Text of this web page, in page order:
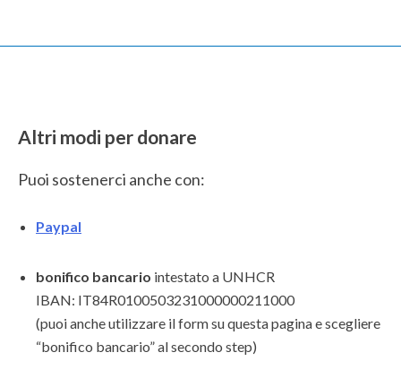
Altri modi per donare
Puoi sostenerci anche con:
Paypal
bonifico bancario intestato a UNHCR
IBAN: IT84R0100503231000000211000
(puoi anche utilizzare il form su questa pagina e scegliere
“bonifico bancario” al secondo step)